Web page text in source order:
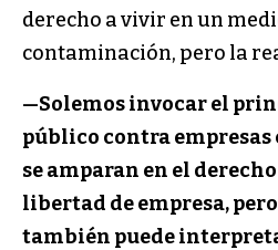
derecho a vivir en un
contaminación, pero la
—Solemos invocar el
público contra
se amparan en el
libertad de empresa,
también puede